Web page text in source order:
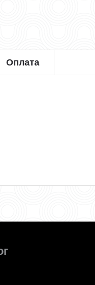
Оплата